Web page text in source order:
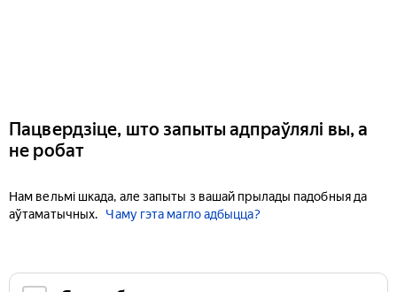
Пацвердзіце, што запыты адпраўлялі вы, а
не робат
Нам вельмі шкада, але запыты з вашай прылады падобныя да
аўтаматычных.
Чаму гэта магло адбыцца?